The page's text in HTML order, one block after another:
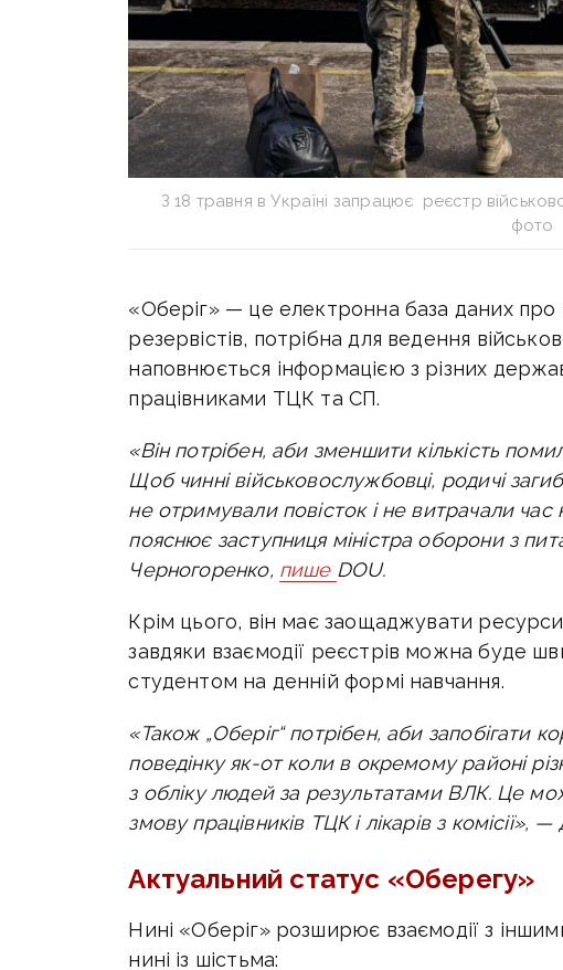
З 18 травня в Україні запрацює реєстр
фото
«Оберіг» — це електронна база даних про
резервістів, потрібна для ведення
наповнюється інформацією з різних
працівниками ТЦК та СП.
«Він потрібен, аби зменшити кількість
Щоб чинні військовослужбовці, родичі
не отримували повісток і не витрачали
пояснює заступниця міністра оборони з
Черногоренко, пише DOU.
Крім цього, він має заощаджувати
завдяки взаємодії реєстрів можна буде
студентом на денній формі навчання.
«Також „Оберіг“ потрібен, аби запобігати
поведінку як-от коли в окремому районі
з обліку людей за результатами ВЛК. Це
змову працівників ТЦК і лікарів з комісії»,
Актуальний статус «Оберегу»
Нині «Оберіг» розширює взаємодії з
нині із шістьма: